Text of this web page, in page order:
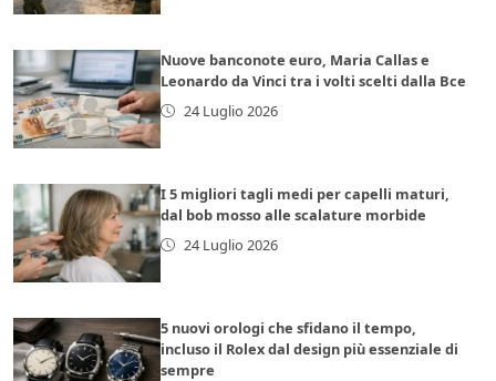
Nuove banconote euro, Maria Callas e
Leonardo da Vinci tra i volti scelti dalla Bce
24 Luglio 2026
I 5 migliori tagli medi per capelli maturi,
dal bob mosso alle scalature morbide
24 Luglio 2026
5 nuovi orologi che sfidano il tempo,
incluso il Rolex dal design più essenziale di
sempre